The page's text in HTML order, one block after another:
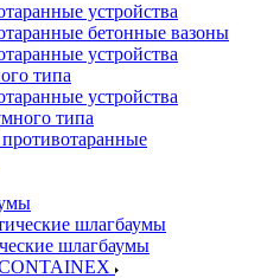
устройства
бетонные вазоны
устройства
типа
устройства
типа
шлагбаумы
шлагбаумы